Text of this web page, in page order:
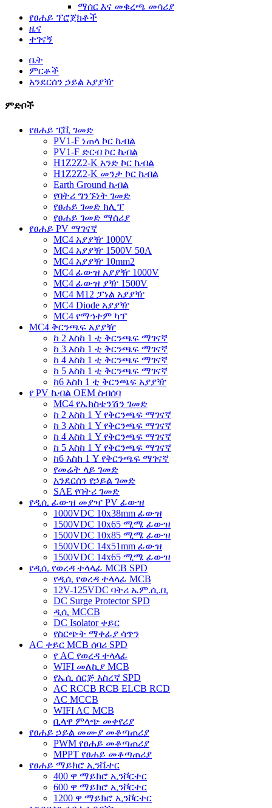
ማሰር እና መቁረጫ መሳሪያ
የፀሐይ ፕሮጀክቶች
ዜና
ተገናኝ
ቤት
ምርቶች
አንደርሰን ኃይል አያያዥ
ምድቦች
የፀሐይ ፒቪ ገመድ
PV1-F ነጠላ ኮር ኬብል
PV1-F ድርብ ኮር ኬብል
H1Z2Z2-K አንድ ኮር ኬብል
H1Z2Z2-K መንታ ኮር ኬብል
Earth Ground ኬብል
የባትሪ ግንኙነት ገመድ
የፀሐይ ገመድ ክሊፕ
የፀሐይ ገመድ ማሰሪያ
የፀሐይ PV ማገናኛ
MC4 አያያዥ 1000V
MC4 አያያዥ 1500V 50A
MC4 አያያዥ 10mm2
MC4 ፊውዝ አያያዥ 1000V
MC4 ፊውዝ ያዥ 1500V
MC4 M12 ፓነል አያያዥ
MC4 Diode አያያዥ
MC4 የማኅተም ካፕ
MC4 ቅርንጫፍ አያያዥ
ከ 2 እስከ 1 ቲ ቅርንጫፍ ማገናኛ
ከ 3 እስከ 1 ቲ ቅርንጫፍ ማገናኛ
ከ 4 እስከ 1 ቲ ቅርንጫፍ ማገናኛ
ከ 5 እስከ 1 ቲ ቅርንጫፍ ማገናኛ
ከ6 እስከ 1 ቲ ቅርንጫፍ አያያዥ
የ PV ኬብል OEM ስብሰባ
MC4 የኤክስቴንሽን ገመድ
ከ 2 እስከ 1 Y የቅርንጫፍ ማገናኛ
ከ 3 እስከ 1 Y የቅርንጫፍ ማገናኛ
ከ 4 እስከ 1 Y የቅርንጫፍ ማገናኛ
ከ 5 እስከ 1 Y የቅርንጫፍ ማገናኛ
ከ6 እስከ 1 Y የቅርንጫፍ ማገናኛ
የመሬት ላይ ገመድ
አንደርሰን የኃይል ገመድ
SAE የባትሪ ገመድ
የዲሲ ፊውዝ መያዣ PV ፊውዝ
1000VDC 10x38mm ፊውዝ
1500VDC 10x65 ሚሜ ፊውዝ
1500VDC 10x85 ሚሜ ፊውዝ
1500VDC 14x51mm ፊውዝ
1500VDC 14x65 ሚሜ ፊውዝ
የዲሲ የወረዳ ተላላፊ MCB SPD
የዲሲ የወረዳ ተላላፊ MCB
12V-125VDC ባትሪ ኤም.ሲ.ቢ
DC Surge Protector SPD
ዲሲ MCCB
DC Isolator ቀይር
የስርጭት ማቀፊያ ሳጥን
AC ቀይር MCB ሰባሪ SPD
የ AC የወረዳ ተላላፊ
WIFI መለኪያ MCB
የኤሲ ሰርጅ እስረኛ SPD
AC RCCB RCB ELCB RCD
AC MCCB
WIFI AC MCB
ቢላዋ ምላጭ መቀየሪያ
የፀሐይ ኃይል መሙያ መቆጣጠሪያ
PWM የፀሐይ መቆጣጠሪያ
MPPT የፀሐይ መቆጣጠሪያ
የፀሐይ ማይክሮ ኢንቬተር
400 ዋ ማይክሮ ኢንቮርተር
600 ዋ ማይክሮ ኢንቮርተር
1200 ዋ ማይክሮ ኢንቮርተር